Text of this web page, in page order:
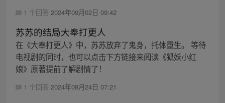
1 个回答 2024年09月02日 09:42
苏苏的结局大奉打更人
在《大奉打更人》中，苏苏放弃了鬼身，托体重生。 等待
电视剧的同时，也可以点击下方链接来阅读《狐妖小红
娘》原著提前了解剧情了！
1 个回答 2024年08月24日 07:21